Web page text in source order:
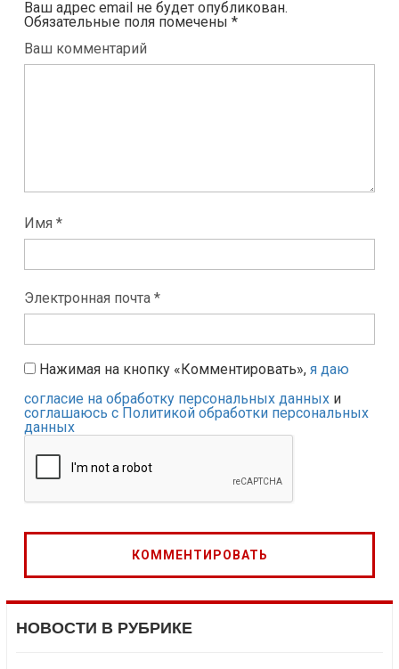
Ваш адрес email не будет опубликован.
Обязательные поля помечены *
Ваш комментарий
Имя *
Электронная почта *
Нажимая на кнопку «Комментировать», я даю
согласие на обработку персональных данных и
соглашаюсь с Политикой обработки персональных
данных
НОВОСТИ В РУБРИКЕ